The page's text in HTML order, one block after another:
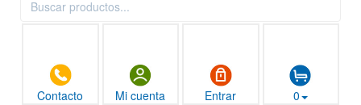
Contacto Mi cuenta Entrar 0